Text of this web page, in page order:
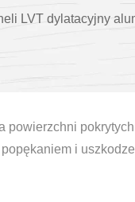
LVT dylatacyjny
powierzchni
i